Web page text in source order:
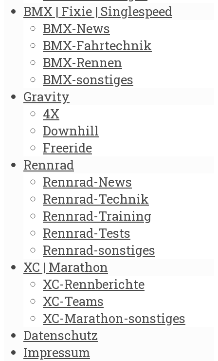
BMX | Fixie | Singlespeed
BMX-News
BMX-Fahrtechnik
BMX-Rennen
BMX-sonstiges
Gravity
4X
Downhill
Freeride
Rennrad
Rennrad-News
Rennrad-Technik
Rennrad-Training
Rennrad-Tests
Rennrad-sonstiges
XC | Marathon
XC-Rennberichte
XC-Teams
XC-Marathon-sonstiges
Datenschutz
Impressum